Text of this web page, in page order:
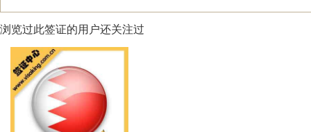
浏览过此签证的用户还关注过